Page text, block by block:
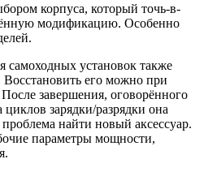
корпуса, который точь-в-
модификацию. Особенно
самоходных установок также
Восстановить его можно при
После завершения, оговорённого
зарядки/разрядки она
найти новый аксессуар.
параметры мощности,